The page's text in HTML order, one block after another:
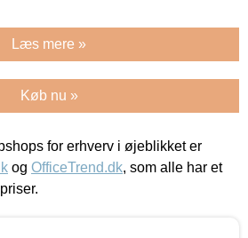
Læs mere »
Køb nu »
for erhverv i øjeblikket er
og OfficeTrend.dk, som alle har et